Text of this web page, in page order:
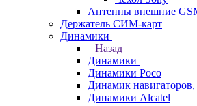
Антенны внешние
Держатель СИМ-карт
Динамики
Назад
Динамики
Динамики Poco
Динамик
Динамики Alcatel